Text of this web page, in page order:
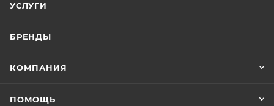
УСЛУГИ
БРЕНДЫ
КОМПАНИЯ
ПОМОЩЬ